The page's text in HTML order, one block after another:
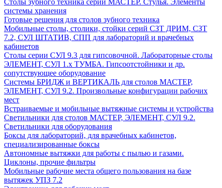
Столы зубного техника серии МАСТЕР. Стулья. Элементы
системы хранения
Готовые решения для столов зубного техника
Мобильные столы, столики, стойки серий СЗТ ДРИМ, СЗТ
7.2, СУЛ ШТАТИВ, СПП для лабораторий и врачебных
кабинетов
Столы серии СУЛ 9.3 для гипсовочной. Лабораторные столы
ЭЛЕМЕНТ, СУЛ 1.х ТУМБА. Гипсоотстойники и др.
сопутствующее оборудование
Системы БРИДЖ и ВЕРТИКАЛЬ для столов МАСТЕР,
ЭЛЕМЕНТ, СУЛ 9.2. Произвольные конфигурации рабочих
мест
Встраиваемые и мобильные вытяжные системы и устройства
Светильники для столов МАСТЕР, ЭЛЕМЕНТ, СУЛ 9.2.
Светильники для оборудования
Боксы для лабораторий, для врачебных кабинетов,
специализированные боксы
Автономные вытяжки для работы с пылью и газами.
Циклоны, прочие фильтры
Мобильные рабочие места общего пользования на базе
вытяжек УПЗ 7.2